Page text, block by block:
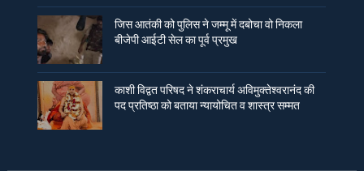
जिस आतंकी को पुलिस ने जम्मू में दबोचा वो निकला
बीजेपी आईटी सेल का पूर्व प्रमुख
काशी विद्वत परिषद ने शंकराचार्य अविमुक्तेश्वरानंद की
पद प्रतिष्ठा को बताया न्यायोचित व शास्त्र सम्मत